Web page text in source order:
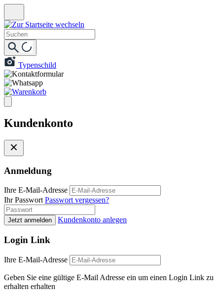
Typenschild
Kundenkonto
Anmeldung
Ihre E-Mail-Adresse
Ihr Passwort Passwort vergessen?
Jetzt anmelden Kundenkonto anlegen
Login Link
Ihre E-Mail-Adresse
Geben Sie eine gültige E-Mail Adresse ein um einen Login Link zu
erhalten erhalten